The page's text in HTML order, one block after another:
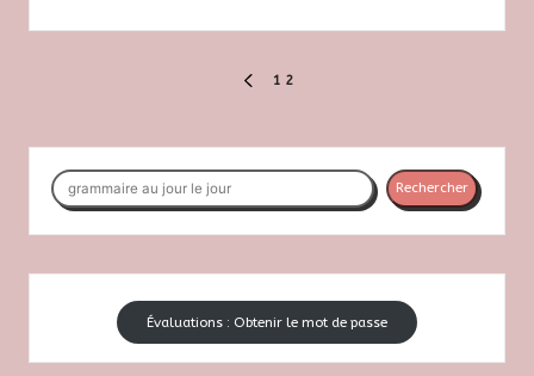
publications
PREVIOUS
1 2
Rechercher
Rechercher
Évaluations : Obtenir le mot de passe